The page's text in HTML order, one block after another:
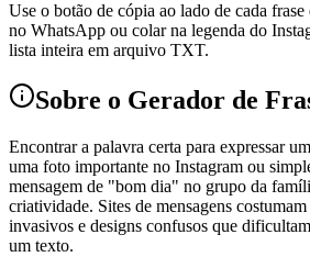
Use o botão de cópia ao lado de cada
no WhatsApp ou colar na legenda do
lista inteira em arquivo TXT.
Sobre o Gerador de
Encontrar a palavra certa para expressar
uma foto importante no Instagram ou
mensagem de "bom dia" no grupo da
criatividade. Sites de mensagens
invasivos e designs confusos que
um texto.